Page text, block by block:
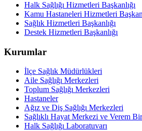
Halk Sağlığı Hizmetleri Başkanlığı
Kamu Hastaneleri Hizmetleri
Sağlık Hizmetleri Başkanlığı
Destek Hizmetleri Başkanlığı
Kurumlar
İlçe Sağlık Müdürlükleri
Aile Sağlığı Merkezleri
Toplum Sağlığı Merkezleri
Hastaneler
Ağız ve Diş Sağlığı Merkezleri
Sağlıklı Hayat Merkezi ve Verem
Halk Sağlığı Laboratuvarı